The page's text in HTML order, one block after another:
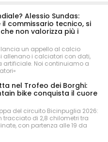
Alessio Sundas:
il commissario tecnico, si
non valorizza più i
un appello al calcio
allenano i calciatori con dati,
artificiale. Noi continuiamo a
nel Trofeo dei Borghi:
bike conquista il cuore
del circuito Bicinpuglia 2026:
tracciato di 2,8 chilometri tra
con partenza alle 19 da